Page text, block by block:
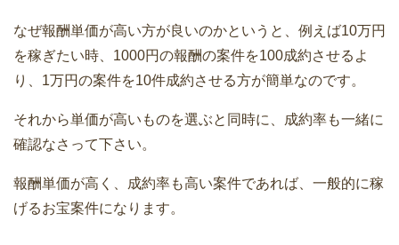
なぜ報酬単価が高い方が良いのかというと、例えば10万円
を稼ぎたい時、1000円の報酬の案件を100成約させるよ
り、1万円の案件を10件成約させる方が簡単なのです。
それから単価が高いものを選ぶと同時に、成約率も一緒に
確認なさって下さい。
報酬単価が高く、成約率も高い案件であれば、一般的に稼
げるお宝案件になります。